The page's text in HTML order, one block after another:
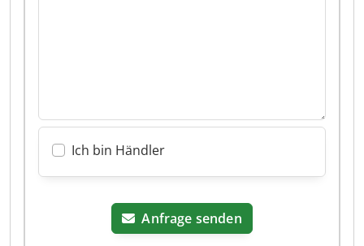
Ich bin Händler
Anfrage senden